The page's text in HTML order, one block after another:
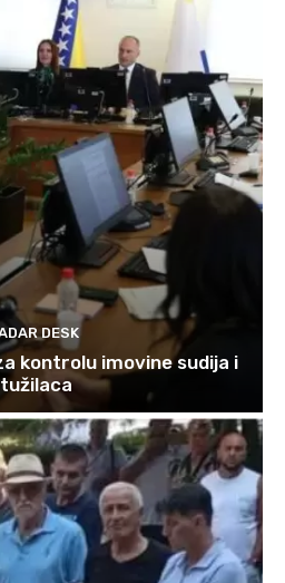
DESK
kontrolu imovine sudija i
tužilaca